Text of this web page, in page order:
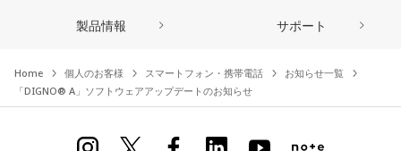
製品情報 サポート
Home 個人のお客様 スマートフォン・携帯電話
お知らせ一覧
「DIGNO® A」ソフトウェアアップデートのお知らせ